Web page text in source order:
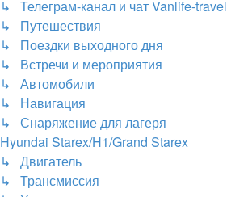
↳ Телеграм-канал и чат Vanlife-travel
↳ Путешествия
↳ Поездки выходного дня
↳ Встречи и мероприятия
↳ Автомобили
↳ Навигация
↳ Снаряжение для лагеря
Hyundai Starex/H1/Grand Starex
↳ Двигатель
↳ Трансмиссия